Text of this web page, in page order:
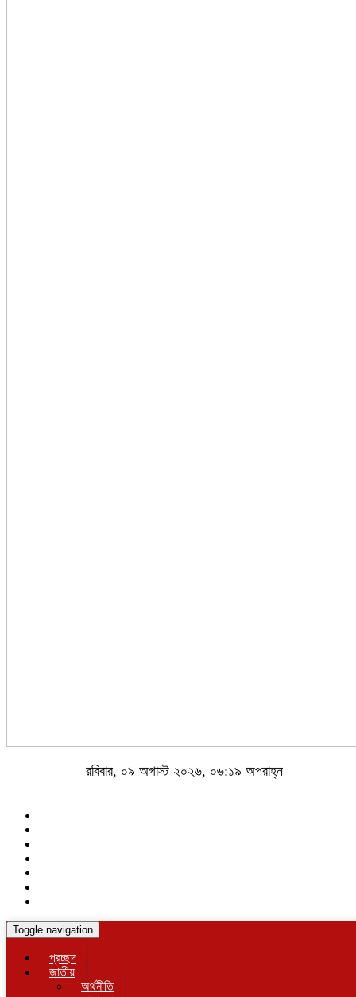
রবিবার, ০৯ অগাস্ট ২০২৬, ০৬:১৯ অপরাহ্ন
Toggle navigation
প্রচ্ছদ
জাতীয়
অর্থনীতি